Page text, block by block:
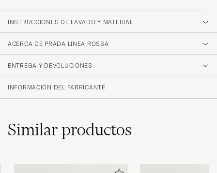
INSTRUCCIONES DE LAVADO Y MATERIAL
ACERCA DE PRADA LINEA ROSSA
ENTREGA Y DEVOLUCIONES
INFORMACIÓN DEL FABRICANTE
Similarproductos